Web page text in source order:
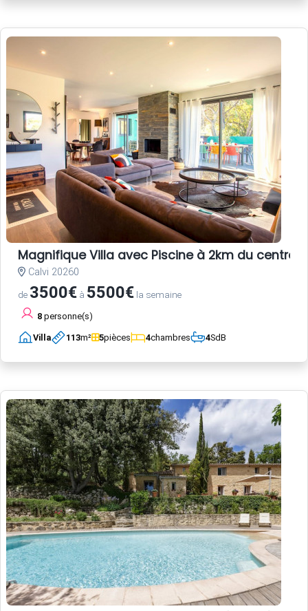
Magnifique Villa avec Piscine à 2km du centre-
Calvi 20260
de 3500€ à 5500€ la semaine
8 personne(s)
Villa 113m² 5pièces 4chambres 4SdB